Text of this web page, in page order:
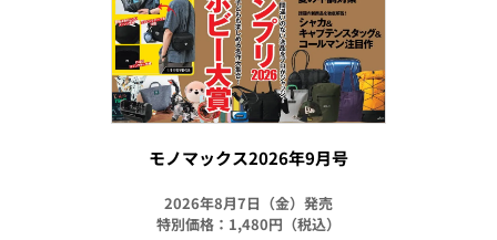
モノマックス2026年9月号
2026年8月7日（金）発売
特別価格：1,480円（税込）